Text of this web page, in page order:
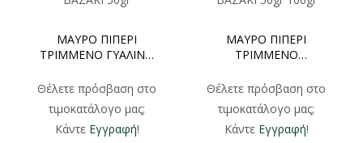
ΜΑΥΡΟ ΠΙΠΕΡΙ
ΤΡΙΜΜΕΝΟ ΓΥΑΛΙΝΟ
Θέλετε πρόσβαση στο
τιμοκατάλογο μας;
Κάντε Εγγραφή!
ΜΑΥΡΟ ΠΙΠΕΡΙ
ΤΡΙΜΜΕΝΟ
50gr 100gr
Θέλετε πρόσβαση στο
τιμοκατάλογο μας;
Κάντε Εγγραφή!